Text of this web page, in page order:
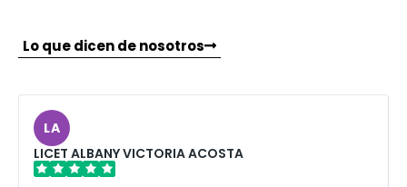
Lo que dicen de nosotros
LA
LICET ALBANY VICTORIA ACOSTA